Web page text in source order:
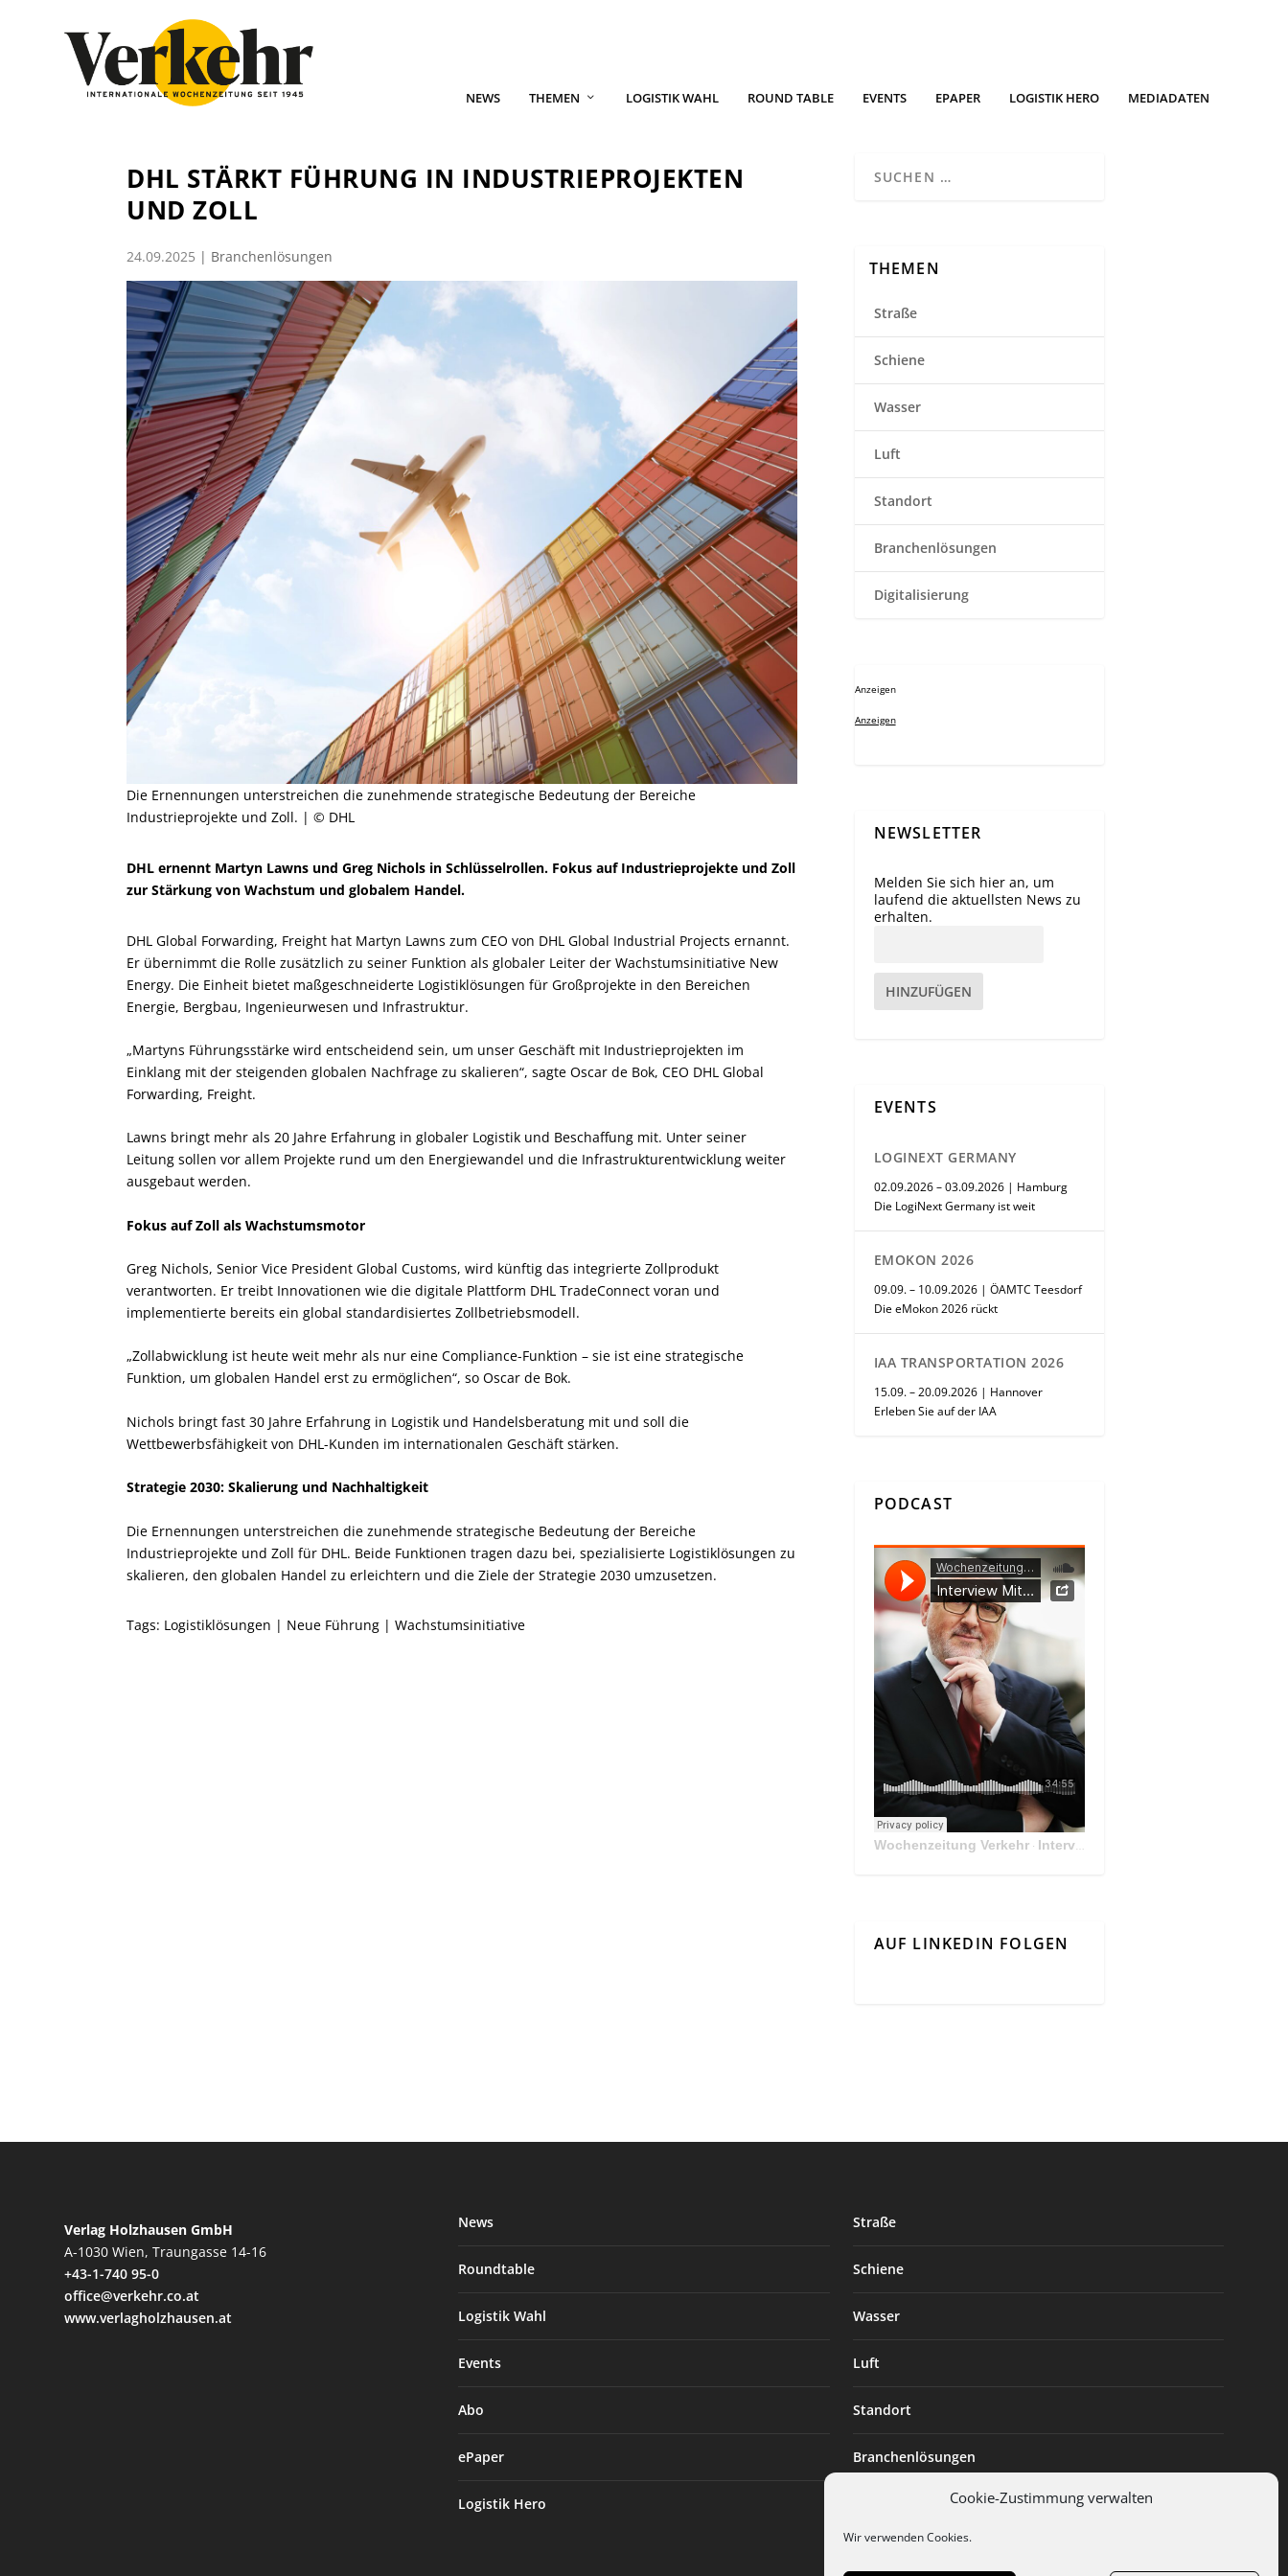
Cookie-Zustimmung verwalten
Wir verwenden Cookies.
NEWS THEMEN LOGISTIK WAHL ROUND TABLE EVENTS EPAPER LOGISTIK HERO MEDIADATEN
DHL STÄRKT FÜHRUNG IN INDUSTRIEPROJEKTEN
UND ZOLL
24.09.2025 | Branchenlösungen
Die Ernennungen unterstreichen die zunehmende strategische Bedeutung der Bereiche
Industrieprojekte und Zoll. | © DHL
DHL ernennt Martyn Lawns und Greg Nichols in Schlüsselrollen. Fokus auf Industrieprojekte und Zoll
zur Stärkung von Wachstum und globalem Handel.
DHL Global Forwarding, Freight hat Martyn Lawns zum CEO von DHL Global Industrial Projects ernannt.
Er übernimmt die Rolle zusätzlich zu seiner Funktion als globaler Leiter der Wachstumsinitiative New
Energy. Die Einheit bietet maßgeschneiderte Logistiklösungen für Großprojekte in den Bereichen
Energie, Bergbau, Ingenieurwesen und Infrastruktur.
„Martyns Führungsstärke wird entscheidend sein, um unser Geschäft mit Industrieprojekten im
Einklang mit der steigenden globalen Nachfrage zu skalieren“, sagte Oscar de Bok, CEO DHL Global
Forwarding, Freight.
Lawns bringt mehr als 20 Jahre Erfahrung in globaler Logistik und Beschaffung mit. Unter seiner
Leitung sollen vor allem Projekte rund um den Energiewandel und die Infrastrukturentwicklung weiter
ausgebaut werden.
Fokus auf Zoll als Wachstumsmotor
Greg Nichols, Senior Vice President Global Customs, wird künftig das integrierte Zollprodukt
verantworten. Er treibt Innovationen wie die digitale Plattform DHL TradeConnect voran und
implementierte bereits ein global standardisiertes Zollbetriebsmodell.
„Zollabwicklung ist heute weit mehr als nur eine Compliance-Funktion – sie ist eine strategische
Funktion, um globalen Handel erst zu ermöglichen“, so Oscar de Bok.
Nichols bringt fast 30 Jahre Erfahrung in Logistik und Handelsberatung mit und soll die
Wettbewerbsfähigkeit von DHL-Kunden im internationalen Geschäft stärken.
Strategie 2030: Skalierung und Nachhaltigkeit
Die Ernennungen unterstreichen die zunehmende strategische Bedeutung der Bereiche
Industrieprojekte und Zoll für DHL. Beide Funktionen tragen dazu bei, spezialisierte Logistiklösungen zu
skalieren, den globalen Handel zu erleichtern und die Ziele der Strategie 2030 umzusetzen.
Tags: Logistiklösungen | Neue Führung | Wachstumsinitiative
THEMEN
Straße
Schiene
Wasser
Luft
Standort
Branchenlösungen
Digitalisierung
Anzeigen
Anzeigen
NEWSLETTER
Melden Sie sich hier an, um
laufend die aktuellsten News zu
erhalten.
HINZUFÜGEN
EVENTS
LOGINEXT GERMANY
02.09.2026 – 03.09.2026 | Hamburg
Die LogiNext Germany ist weit
EMOKON 2026
09.09. – 10.09.2026 | ÖAMTC Teesdorf
Die eMokon 2026 rückt
IAA TRANSPORTATION 2026
15.09. – 20.09.2026 | Hannover
Erleben Sie auf der IAA
PODCAST
Wochenzeitung Verkehr· Interview Mit Andreas Matthä, CEO der ÖBB Holding
AUF LINKEDIN FOLGEN
Verlag Holzhausen GmbH
A-1030 Wien, Traungasse 14-16
+43-1-740 95-0
office@verkehr.co.at
www.verlagholzhausen.at
News
Roundtable
Logistik Wahl
Events
Abo
ePaper
Logistik Hero
Straße
Schiene
Wasser
Luft
Standort
Branchenlösungen